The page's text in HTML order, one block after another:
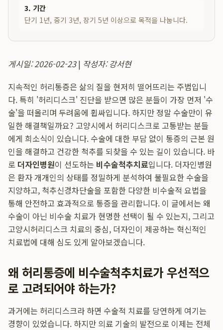
3. 기간
단기 1년, 중기 3년, 장기 5년 이상으로 목적을 나눕니다.
게시일: 2026-02-23| 작성자: 강서현
지속적인 허리통증은 삶의 질을 현저히 떨어뜨리는 주범입니
다. 특히 '허리디스크' 진단을 받으면 많은 분들이 가장 먼저 '수
술'을 떠올리며 두려움에 휩싸입니다. 하지만 정말 수술만이 유
일한 해결책일까요? 고양시에서 허리디스크로 고통받는 분들
에게 희소식이 있습니다. 수술에 대한 부담 없이 통증의 근본 원
인을 해결하고 건강한 척추를 되찾을 수 있는 길이 있습니다. 바
로 더자인병원이 선도하는 비수술척추치료입니다. 더자인병원
은 환자 개개인의 상태를 정밀하게 분석하여 불필요한 수술을
지양하고, 척추신경차단술을 포함한 다양한 비수술적 요법을
통해 안전하고 효과적으로 통증을 관리합니다. 이 글에서는 왜
수술이 아닌 비수술 치료가 현명한 선택이 될 수 있는지, 그리고
고양시허리디스크 치료의 중심, 더자인이 제공하는 혁신적인
치료법에 대해 심도 있게 알아보겠습니다.
왜 허리통증에 비수술척추치료가 우선적으
로 고려되어야 하는가?
과거에는 허리디스크라 하면 수술적 치료를 당연하게 여기는
경향이 있었습니다. 하지만 의료 기술의 발전으로 이제는 전체